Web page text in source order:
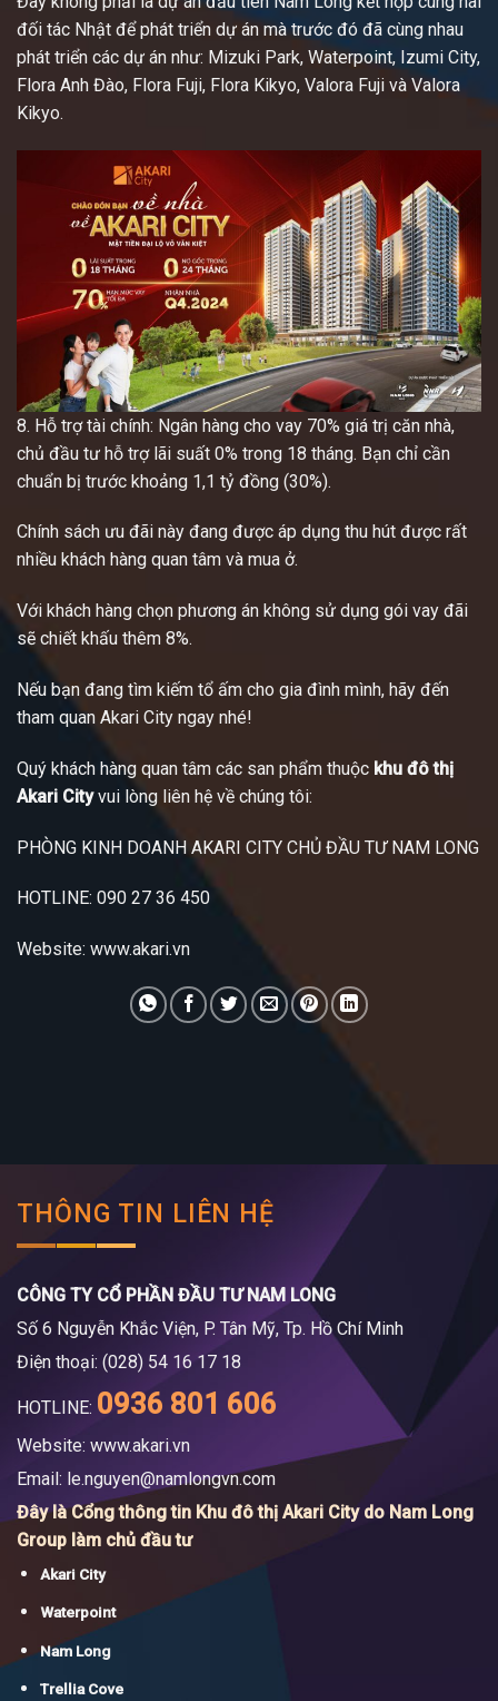
đối tác Nhật để phát triển dự án mà trước đó đã cùng nhau
phát triển các dự án như: Mizuki Park, Waterpoint, Izumi City,
Flora Anh Đào, Flora Fuji, Flora Kikyo, Valora Fuji và Valora
Kikyo.
8. Hỗ trợ tài chính: Ngân hàng cho vay 70% giá trị căn nhà,
chủ đầu tư hỗ trợ lãi suất 0% trong 18 tháng. Bạn chỉ cần
chuẩn bị trước khoảng 1,1 tỷ đồng (30%).
Chính sách ưu đãi này đang được áp dụng thu hút được rất
nhiều khách hàng quan tâm và mua ở.
Với khách hàng chọn phương án không sử dụng gói vay đãi
sẽ chiết khấu thêm 8%.
Nếu bạn đang tìm kiếm tổ ấm cho gia đình mình, hãy đến
tham quan Akari City ngay nhé!
Quý khách hàng quan tâm các san phẩm thuộc khu đô thị
Akari Cityvui lòng liên hệ về chúng tôi:
PHÒNG KINH DOANH AKARI CITY CHỦ ĐẦU TƯ NAM LONG
HOTLINE: 090 27 36 450
Website: www.akari.vn
THÔNG TIN LIÊN HỆ
CÔNG TY CỔ PHẦN ĐẦU TƯ NAM LONG
Số 6 Nguyễn Khắc Viện, P. Tân Mỹ, Tp. Hồ Chí Minh
Điện thoại: (028) 54 16 17 18
HOTLINE: 0936 801 606
Website: www.akari.vn
Email: le.nguyen@namlongvn.com
Đây là Cổng thông tin Khu đô thị Akari City do Nam Long
Group làm chủ đầu tư
Akari City
Waterpoint
Nam Long
Trellia Cove